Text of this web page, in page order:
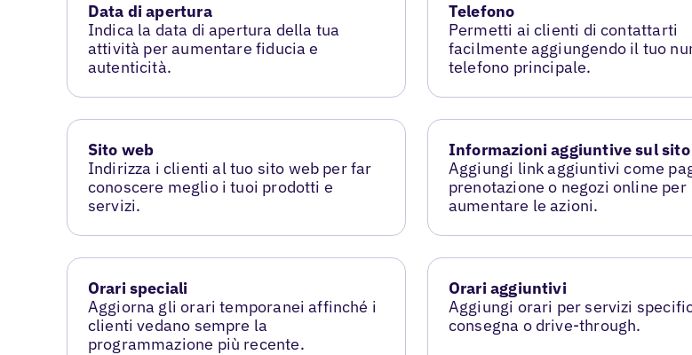
Data di apertura
Indica la data di apertura della tua
attività per aumentare fiducia e
autenticità.
Telefono
Permetti ai clienti di contattarti
facilmente aggiungendo il tuo
telefono principale.
Sito web
Indirizza i clienti al tuo sito web per far
conoscere meglio i tuoi prodotti e
servizi.
Informazioni aggiuntive sul
Aggiungi link aggiuntivi come
prenotazione o negozi online per
aumentare le azioni.
Orari speciali
Aggiorna gli orari temporanei affinché i
clienti vedano sempre la
programmazione più recente.
Orari aggiuntivi
Aggiungi orari per servizi
consegna o drive-through.